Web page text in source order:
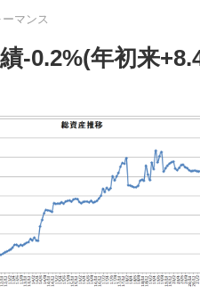
マンス
-0.2%(年初来